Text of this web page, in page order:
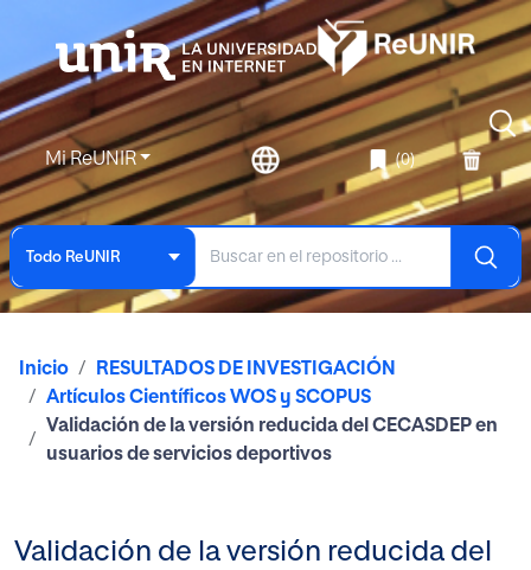
Mi ReUNIR (0)
Todo ReUNIR
Inicio
RESULTADOS DE INVESTIGACIÓN
Artículos Científicos WOS y SCOPUS
Validación de la versión reducida del CECASDEP en
usuarios de servicios deportivos
Validación de la versión reducida del